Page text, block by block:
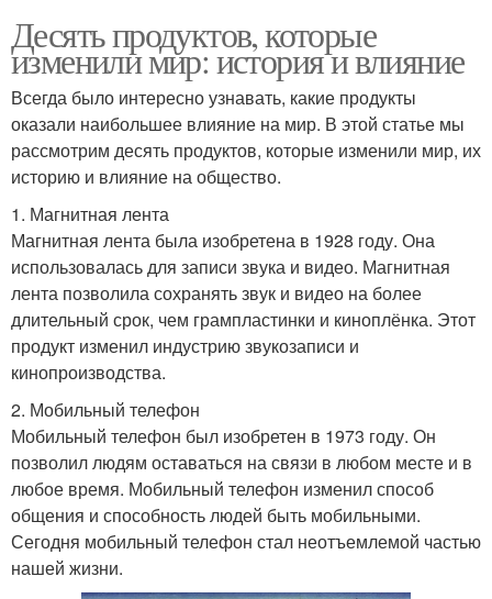
Десять продуктов, которые
изменили мир: история и влияние
Всегда было интересно узнавать, какие продукты
оказали наибольшее влияние на мир. В этой статье мы
рассмотрим десять продуктов, которые изменили мир, их
историю и влияние на общество.
1. Магнитная лента
Магнитная лента была изобретена в 1928 году. Она
использовалась для записи звука и видео. Магнитная
лента позволила сохранять звук и видео на более
длительный срок, чем грампластинки и киноплёнка. Этот
продукт изменил индустрию звукозаписи и
кинопроизводства.
2. Мобильный телефон
Мобильный телефон был изобретен в 1973 году. Он
позволил людям оставаться на связи в любом месте и в
любое время. Мобильный телефон изменил способ
общения и способность людей быть мобильными.
Сегодня мобильный телефон стал неотъемлемой частью
нашей жизни.